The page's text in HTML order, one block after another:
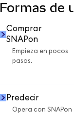
Formas de
Comprar
SNAPon
Empieza en pocos
pasos.
Predecir
Opera con SNAPon